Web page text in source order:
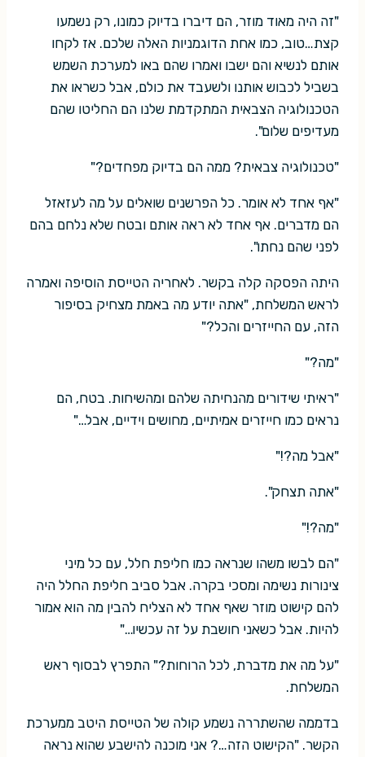
"זה היה מאוד מוזר, הם דיברו בדיוק כמונו, רק נשמעו
קצת…טוב, כמו אחת הדוגמניות האלה שלכם. אז לקחו
אותם לנשיא והם ישבו ואמרו שהם באו למערכת השמש
בשביל לכבוש אותנו ולשעבד את כולם, אבל כשראו את
הטכנולוגיה הצבאית המתקדמת שלנו הם החליטו שהם
מעדיפים שלום".
"טכנולוגיה צבאית? ממה הם בדיוק מפחדים?"
"אף אחד לא אומר. כל הפרשנים שואלים על מה לעזאזל
הם מדברים. אף אחד לא ראה אותם ובטח שלא נלחם בהם
לפני שהם נחתו".
היתה הפסקה קלה בקשר. לאחריה הטייסת הוסיפה ואמרה
לראש המשלחת, "אתה יודע מה באמת מצחיק בסיפור
הזה, עם החייזרים והכל?"
"מה?"
"ראיתי שידורים מהנחיתה שלהם ומהשיחות. בטח, הם
נראים כמו חייזרים אמיתיים, מחושים וידיים, אבל…"
"אבל מה?!"
"אתה תצחק".
"מה?!"
"הם לבשו משהו שנראה כמו חליפת חלל, עם כל מיני
צינורות נשימה ומסכי בקרה. אבל סביב חליפת החלל היה
להם קישוט מוזר שאף אחד לא הצליח להבין מה הוא אמור
להיות. אבל כשאני חושבת על זה עכשיו…"
"על מה את מדברת, לכל הרוחות?" התפרץ לבסוף ראש
המשלחת.
בדממה שהשתררה נשמע קולה של הטייסת היטב ממערכת
הקשר. "הקישוט הזה…? אני מוכנה להישבע שהוא נראה